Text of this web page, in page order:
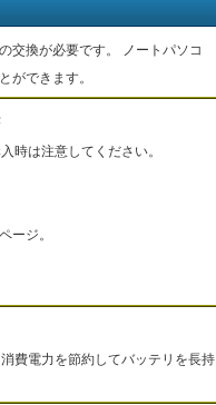
交換が必要です。 ノートパソコ
ができます。
時は注意してください。
ージ。
費電力を節約してバッテリを長持